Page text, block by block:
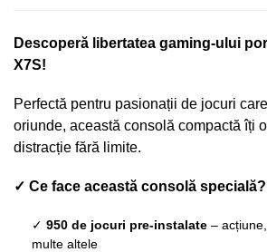
Descoperă libertatea gaming-ului
X7S!
Perfectă pentru pasionații de jocuri
oriunde, această consolă compactă îți
distracție fără limite.
✓ Ce face această consolă specială?
✓ 950 de jocuri pre-instalate –
multe altele